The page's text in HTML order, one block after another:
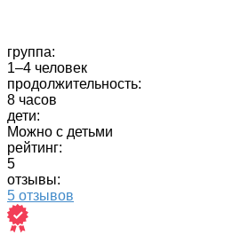
группа:
1–4 человек
продолжительность:
8 часов
дети:
Можно с детьми
рейтинг:
5
отзывы:
5 отзывов